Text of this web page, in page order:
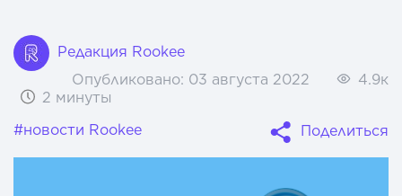
Редакция Rookee
Опубликовано: 03 августа 2022
4.9к
2 минуты
#новости Rookee
Поделиться